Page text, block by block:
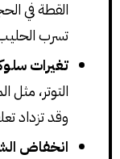
القطة في
تسرب
تغيرات
التوتر، مثل
وقد تزداد
انخفاض